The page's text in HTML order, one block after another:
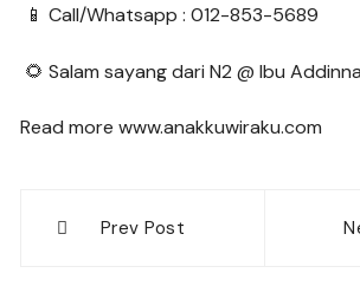
📱 Call/Whatsapp : 012-853-5689
🌻 Salam sayang dari N2 @ Ibu
Read more www.anakkuwiraku.com
navigation
Prev Post